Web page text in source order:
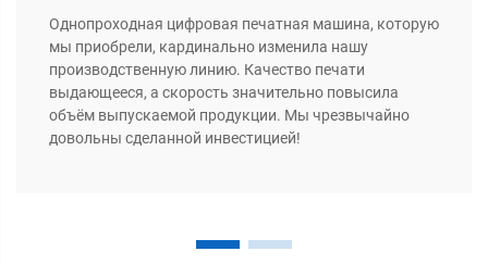
Однопроходная цифровая печатная машина, которую
мы приобрели, кардинально изменила нашу
производственную линию. Качество печати
выдающееся, а скорость значительно повысила
объём выпускаемой продукции. Мы чрезвычайно
довольны сделанной инвестицией!